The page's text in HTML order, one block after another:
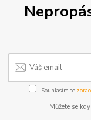
Souhlasím se
Můžete se